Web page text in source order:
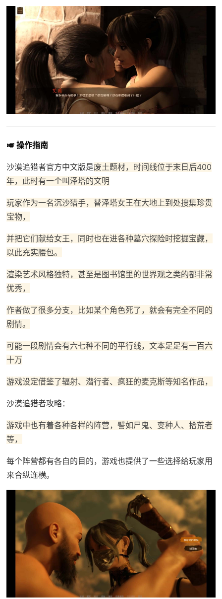
🎺 操作指南
沙漠追猎者官方中文版是废土题材，时间线位于末日后400
年，此时有一个叫泽塔的文明
玩家作为一名沉沙猎手，替泽塔女王在大地上到处搜集珍贵
宝物，
并把它们献给女王，同时也在进各种墓穴探险时挖掘宝藏，
以此充实腰包。
渲染艺术风格独特，甚至是图书馆里的世界观之类的都非常
优秀，
作者做了很多分支，比如某个角色死了，就会有完全不同的
剧情。
可能一段剧情会有六七种不同的平行线，文本足足有一百六
十万
游戏设定借鉴了辐射、潜行者、疯狂的麦克斯等知名作品，
沙漠追猎者攻略：
游戏中也有着各种各样的阵营，譬如尸鬼、变种人、拾荒者
等，
每个阵营都有各自的目的，游戏也提供了一些选择给玩家用
来合纵连横。